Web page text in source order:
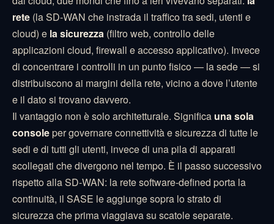
rete (la SD-WAN che instrada il traffico tra sedi, utenti e
cloud) e la sicurezza (filtro web, controllo delle
applicazioni cloud, firewall e accesso applicativo). Invece
di concentrare i controlli in un punto fisico — la sede — si
distribuiscono ai margini della rete, vicino a dove l’utente
e il dato si trovano davvero.
Il vantaggio non è solo architetturale. Significa una sola
consoleper governare connettività e sicurezza di tutte le
sedi e di tutti gli utenti, invece di una pila di apparati
scollegati che divergono nel tempo. È il passo successivo
rispetto alla SD-WAN: la rete software-defined porta la
continuità, il SASE le aggiunge sopra lo strato di
sicurezza che prima viaggiava su scatole separate.